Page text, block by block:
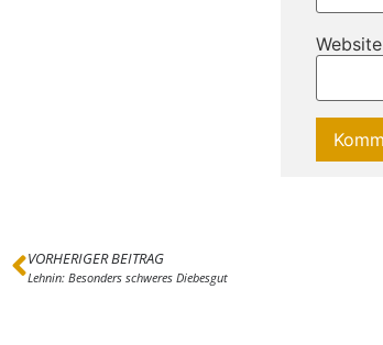
Website
VORHERIGER BEITRAG
Lehnin: Besonders schweres Diebesgut